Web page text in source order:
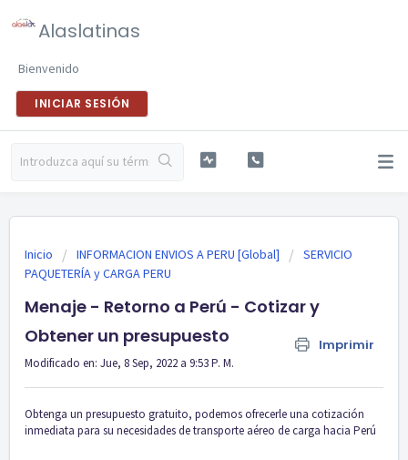
Alaslatinas
Bienvenido
INICIAR SESIÓN
Inicio INFORMACION ENVIOS A PERU [Global]
SERVICIO
PAQUETERÍA y CARGA PERU
Menaje - Retorno a Perú - Cotizar y
Obtener un presupuesto
Imprimir
Modificado en: Jue, 8 Sep, 2022 a 9:53 P. M.
Obtenga un presupuesto gratuito, podemos ofrecerle una cotización
inmediata para su necesidades de transporte aéreo de carga hacia Perú